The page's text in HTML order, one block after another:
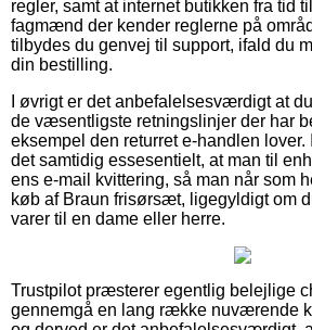
regler, samt at internet butikken fra tid
fagmænd der kender reglerne på
tilbydes du genvej til support, ifald du
din bestilling.
I øvrigt er det anbefalelsesværdigt at
de væsentligste retningslinjer der har
eksempel den returret e-handlen lover.
det samtidig essesentielt, at man til
ens e-mail kvittering, så man når som
køb af Braun frisørsæt, ligegyldigt om
varer til en dame eller herre.
Trustpilot præsterer egentlig belejlige
gennemgå en lang række nuværende